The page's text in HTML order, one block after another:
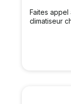
Faites
climatiseur